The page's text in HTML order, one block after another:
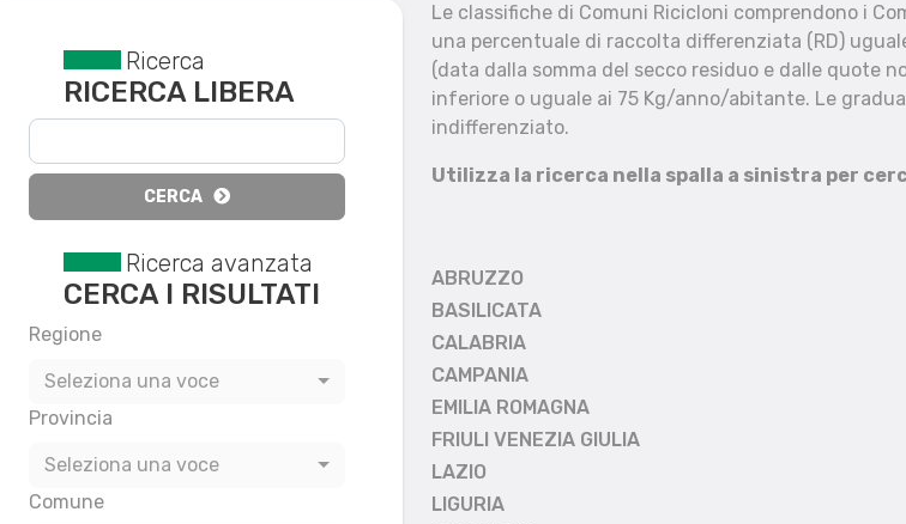
Reset filtri
Ricerca
RICERCA LIBERA
CERCA
Ricerca avanzata
CERCA I RISULTATI
Regione
Seleziona una voce
Provincia
Seleziona una voce
Comune
Le classifiche di Comuni Ricicloni comprendono i
una percentuale di raccolta differenziata (RD)
(data dalla somma del secco residuo e dalle quote
inferiore o uguale ai 75 Kg/anno/abitante. Le
indifferenziato.
Utilizza la ricerca nella spalla a sinistra per
ABRUZZO
BASILICATA
CALABRIA
CAMPANIA
EMILIA ROMAGNA
FRIULI VENEZIA GIULIA
LAZIO
LIGURIA